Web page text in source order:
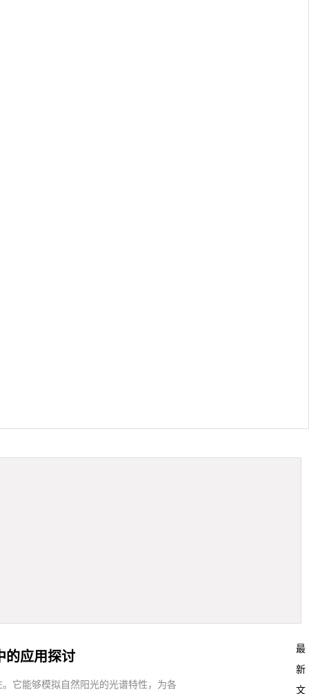
的应用探讨
它能够模拟自然阳光的光谱特性，为各
最
新
文